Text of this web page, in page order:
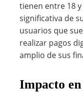
tienen entre 18
significativa de
usuarios que
realizar pagos
amplio de sus
Impacto